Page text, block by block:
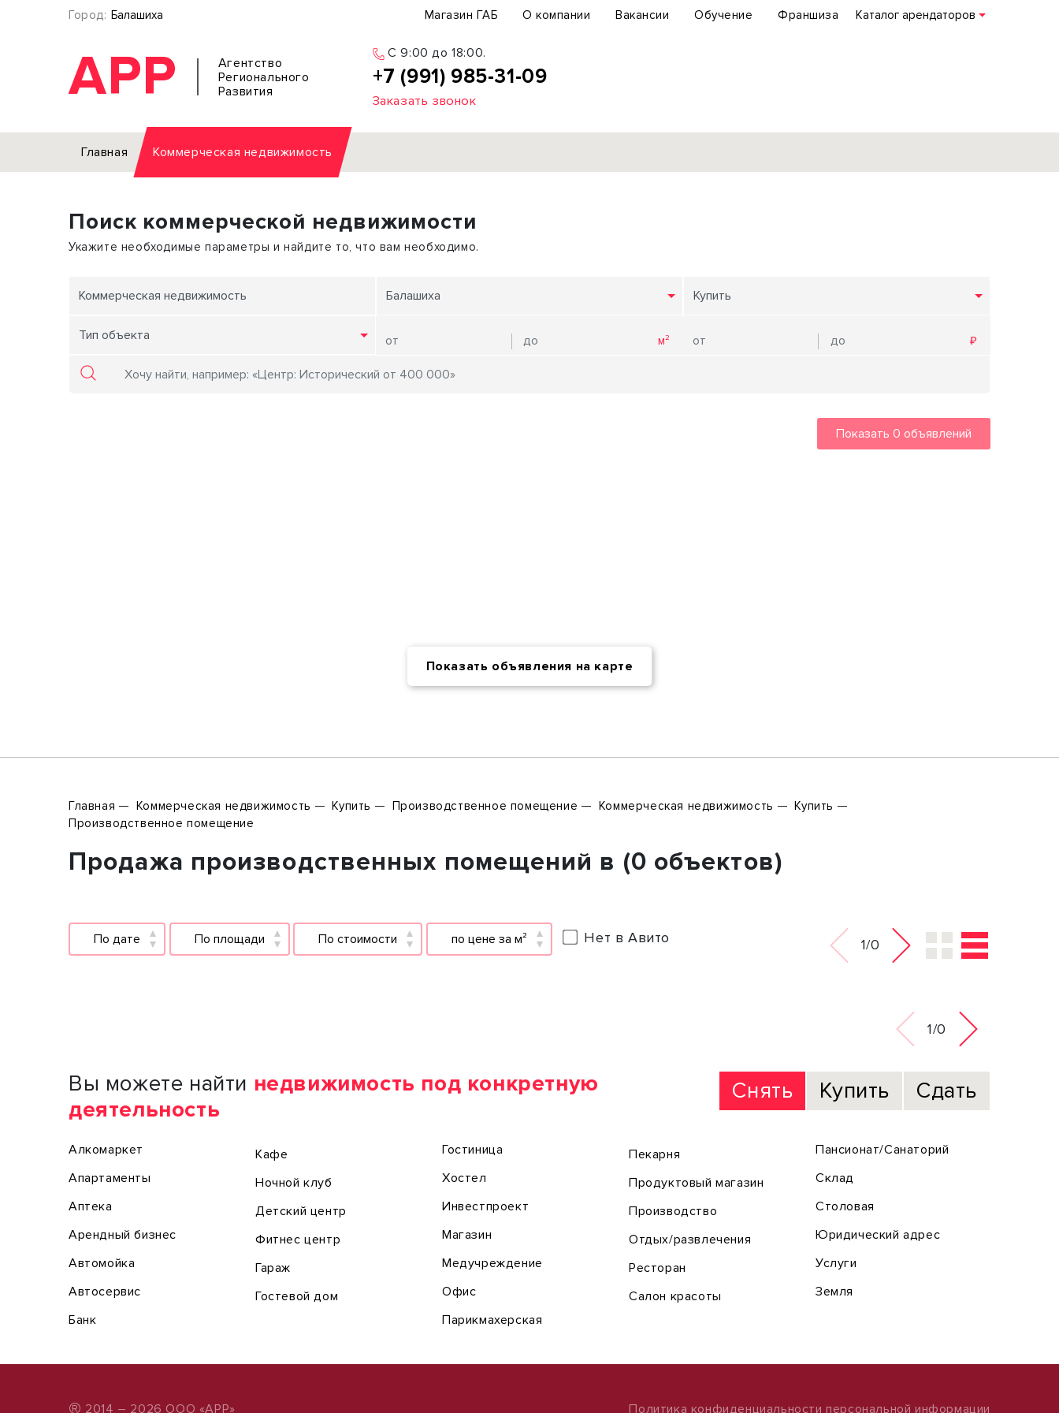
Город: Балашиха Магазин ГАБ О компании Вакансии Обучение Франшиза Каталог арендаторов
АРР
Агентство
Регионального
Развития
C 9:00 до 18:00.
+7 (991) 985-31-09
Заказать звонок
Главная Коммерческая недвижимость
Офис
Торговое помещение
Склад
Земельный участок
Отдельное здание
Бизнес-центр
Поиск коммерческой недвижимости
Укажите необходимые параметры и найдите то, что вам необходимо.
Коммерческая недвижимость Балашиха Купить
Тип объекта
Показать 0 объявлений
Показать объявления на карте
Главная Коммерческая недвижимость Купить Производственное помещение Коммерческая недвижимость
Купить
Производственное помещение
Продажа производственных помещений в (0 объектов)
По дате По площади По стоимости по цене за м² Нет в Авито 1/0
1/0
Вы можете найти недвижимость под конкретную
деятельность
Снять Купить Сдать
Алкомаркет
Апартаменты
Аптека
Арендный бизнес
Автомойка
Автосервис
Банк
Кафе
Ночной клуб
Детский центр
Фитнес центр
Гараж
Гостевой дом
Гостиница
Хостел
Инвестпроект
Магазин
Медучреждение
Офис
Парикмахерская
Пекарня
Продуктовый магазин
Производство
Отдых/развлечения
Ресторан
Салон красоты
Пансионат/Санаторий
Склад
Столовая
Юридический адрес
Услуги
Земля
2014 – 2026 ООО «АРР» Политика конфиденциальности персональной информации